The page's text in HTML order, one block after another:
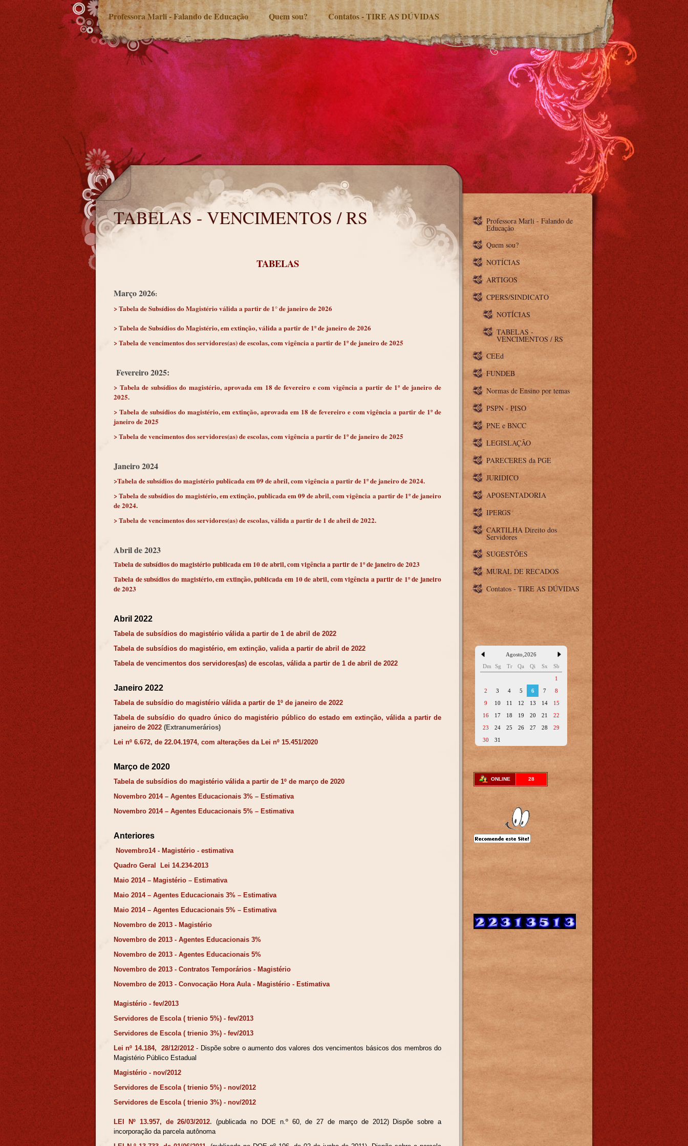
Professora Marli - Falando de Educação Quem sou? Contatos - TIRE AS DÚVIDAS
TABELAS - VENCIMENTOS / RS
TABELAS - VENCIMENTOS / RS
TABELAS
Março 2026:
> Tabela de Subsídios do Magistério válida a partir de 1° de janeiro de 2026
> Tabela de Subsídios do Magistério, em extinção, válida a partir de 1º de janeiro de 2026
> Tabela de vencimentos dos servidores(as) de escolas, com vigência a partir de 1º de janeiro de 2025
Fevereiro 2025:
> Tabela de subsídios do magistério, aprovada em 18 de fevereiro e com vigência a partir de 1º de janeiro de
2025.
> Tabela de subsídios do magistério, em extinção, aprovada em 18 de fevereiro e com vigência a partir de 1º de
janeiro de 2025
> Tabela de vencimentos dos servidores(as) de escolas, com vigência a partir de 1º de janeiro de 2025
Janeiro 2024
>Tabela de subsídios do magistério publicada em 09 de abril, com vigência a partir de 1º de janeiro de 2024.
> Tabela de subsídios do magistério, em extinção, publicada em 09 de abril, com vigência a partir de 1º de janeiro
de 2024.
> Tabela de vencimentos dos servidores(as) de escolas, válida a partir de 1 de abril de 2022.
Abril de 2023
Tabela de subsídios do magistério publicada em 10 de abril, com vigência a partir de 1º de janeiro de 2023
Tabela de subsídios do magistério, em extinção, publicada em 10 de abril, com vigência a partir de 1º de janeiro
de 2023
Abril 2022
Tabela de subsídios do magistério válida a partir de 1 de abril de 2022
Tabela de subsídios do magistério, em extinção, valida a partir de abril de 2022
Tabela de vencimentos dos servidores(as) de escolas, válida a partir de 1 de abril de 2022
Janeiro 2022
Tabela de subsídio do magistério válida a partir de 1º de janeiro de 2022
Tabela de subsídio do quadro único do magistério público do estado em extinção, válida a partir de
janeiro de 2022 (Extranumerários)
Lei nº 6.672, de 22.04.1974, com alterações da Lei nº 15.451/2020
Março de 2020
Tabela de subsídios do magistério válida a partir de 1º de março de 2020
Novembro 2014 – Agentes Educacionais 3% – Estimativa
Novembro 2014 – Agentes Educacionais 5% – Estimativa
Anteriores
Novembro14 - Magistério - estimativa
Quadro Geral Lei 14.234-2013
Maio 2014 – Magistério – Estimativa
Maio 2014 – Agentes Educacionais 3% – Estimativa
Maio 2014 – Agentes Educacionais 5% – Estimativa
Novembro de 2013 - Magistério
Novembro de 2013 - Agentes Educacionais 3%
Novembro de 2013 - Agentes Educacionais 5%
Novembro de 2013 - Contratos Temporários - Magistério
Novembro de 2013 - Convocação Hora Aula - Magistério - Estimativa
Magistério - fev/2013
Servidores de Escola ( trienio 5%) - fev/2013
Servidores de Escola ( trienio 3%) - fev/2013
Lei nº 14.184, 28/12/2012 - Dispõe sobre o aumento dos valores dos vencimentos básicos dos membros do
Magistério Público Estadual
Magistério - nov/2012
Servidores de Escola ( trienio 5%) - nov/2012
Servidores de Escola ( trienio 3%) - nov/2012
LEI Nº 13.957, de 26/03/2012.(publicada no DOE n.º 60, de 27 de março de 2012) Dispõe sobre a
incorporação da parcela autônoma
Professora Marli - Falando de
Educação
Quem sou?
NOTÍCIAS
ARTIGOS
CPERS/SINDICATO
NOTÍCIAS
TABELAS -
VENCIMENTOS / RS
CEEd
FUNDEB
Normas de Ensino por temas
PSPN - PISO
PNE e BNCC
LEGISLAÇÃO
PARECERES da PGE
JURIDICO
APOSENTADORIA
IPERGS
CARTILHA Direito dos
Servidores
SUGESTÕES
MURAL DE RECADOS
Contatos - TIRE AS DÚVIDAS
Agosto 2026
Dm
Sg Tr Qa Qi Sx
Sb
1
2
3 4 5 6 7
8
9
10 11 12 13 14
15
16
17 18 19 20 21
22
23
24 25 26 27 28
29
30
31
ONLINE 28